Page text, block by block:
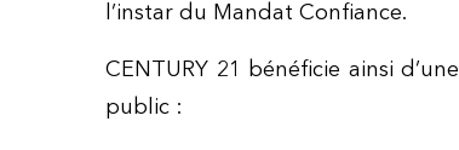
l’instar du Mandat Confiance.
CENTURY 21 bénéficie ainsi
public :